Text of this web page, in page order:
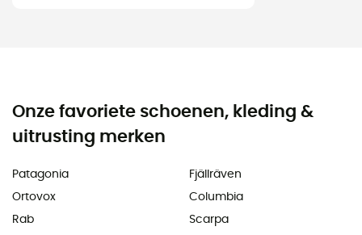
Onze favoriete schoenen, kleding &
uitrusting merken
Patagonia
Ortovox
Rab
Fjällräven
Columbia
Scarpa